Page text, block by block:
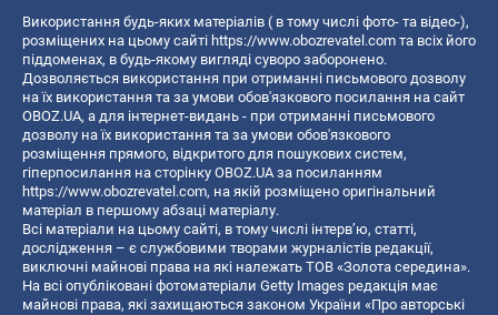
Використання будь-яких матеріалів ( в тому числі фото- та відео-),
розміщених на цьому сайті https://www.obozrevatel.com та всіх його
піддоменах, в будь-якому вигляді суворо заборонено.
Дозволяється використання при отриманні письмового дозволу
на їх використання та за умови обов'язкового посилання на сайт
OBOZ.UA, а для інтернет-видань - при отриманні письмового
дозволу на їх використання та за умови обов'язкового
розміщення прямого, відкритого для пошукових систем,
гіперпосилання на сторінку OBOZ.UA за посиланням
https://www.obozrevatel.com, на якій розміщено оригінальний
матеріал в першому абзаці матеріалу.
Всі матеріали на цьому сайті, в тому числі інтерв’ю, статті,
дослідження – є службовими творами журналістів редакції,
виключні майнові права на які належать ТОВ «Золота середина».
На всі опубліковані фотоматеріали Getty Images редакція має
майнові права, які захищаються законом України «Про авторські